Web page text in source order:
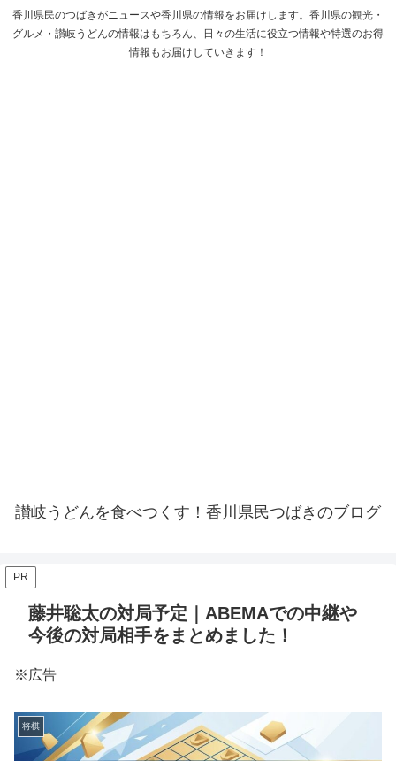
香川県民のつばきがニュースや香川県の情報をお届けします。香川県の観光・
グルメ・讃岐うどんの情報はもちろん、日々の生活に役立つ情報や特選のお得
情報もお届けしていきます！
讃岐うどんを食べつくす！香川県民つばきのブログ
PR
藤井聡太の対局予定｜ABEMAでの中継や
今後の対局相手をまとめました！
※広告
将棋